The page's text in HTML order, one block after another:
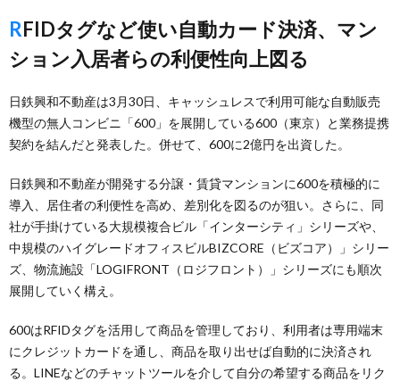
RFIDタグなど使い自動カード決済、マン
ション入居者らの利便性向上図る
日鉄興和不動産は3月30日、キャッシュレスで利用可能な自動販売
機型の無人コンビニ「600」を展開している600（東京）と業務提携
契約を結んだと発表した。併せて、600に2億円を出資した。
日鉄興和不動産が開発する分譲・賃貸マンションに600を積極的に
導入、居住者の利便性を高め、差別化を図るのが狙い。さらに、同
社が手掛けている大規模複合ビル「インターシティ」シリーズや、
中規模のハイグレードオフィスビルBIZCORE（ビズコア）」シリー
ズ、物流施設「LOGIFRONT（ロジフロント）」シリーズにも順次
展開していく構え。
600はRFIDタグを活用して商品を管理しており、利用者は専用端末
にクレジットカードを通し、商品を取り出せば自動的に決済され
る。LINEなどのチャットツールを介して自分の希望する商品をリク